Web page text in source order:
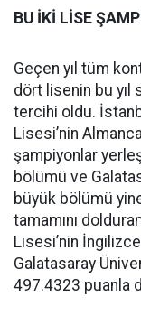
BU İKİ LİSE
Geçen yıl tüm
dört lisenin bu yıl
tercihi oldu.
Lisesi’nin
şampiyonlar
bölümü ve
büyük bölümü
tamamını
Lisesi’nin
Galatasaray
497.4323 puanla